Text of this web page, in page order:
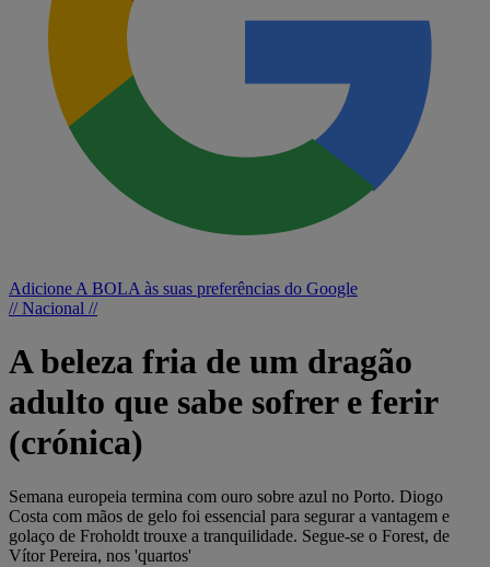
Adicione A BOLA às suas preferências do Google
// Nacional //
A beleza fria de um dragão
adulto que sabe sofrer e ferir
(crónica)
Semana europeia termina com ouro sobre azul no Porto. Diogo
Costa com mãos de gelo foi essencial para segurar a vantagem e
golaço de Froholdt trouxe a tranquilidade. Segue-se o Forest, de
Vítor Pereira, nos 'quartos'